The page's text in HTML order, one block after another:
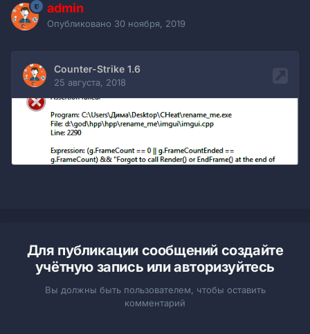
admin
Опубликовано 30 ноября, 2019
Для публикации сообщений создайте
учётную запись или авторизуйтесь
Вы должны быть пользователем, чтобы оставить
комментарий